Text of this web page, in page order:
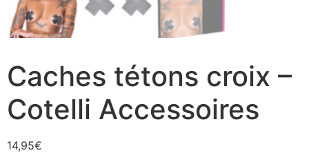
Caches tétons croix –
Cotelli Accessoires
14,95€